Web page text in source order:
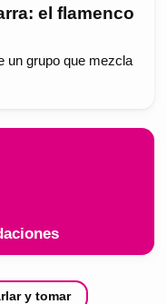
el flamenco
un grupo que mezcla
y tomar